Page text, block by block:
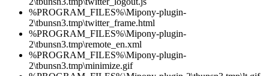
%PROGRAM_FILES%\Mipony-plugin-
2\tbunsn3.tmp\twitter_frame.html
%PROGRAM_FILES%\Mipony-plugin-
2\tbunsn3.tmp\remote_en.xml
%PROGRAM_FILES%\Mipony-plugin-
2\tbunsn3.tmp\minimize.gif